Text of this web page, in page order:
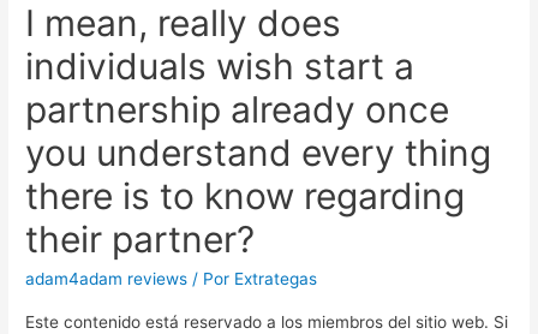
I mean, really does
individuals wish start a
partnership already once
you understand every thing
there is to know regarding
their partner?
adam4adam reviews / Por Extrategas
Este contenido está reservado a los miembros del sitio web. Si